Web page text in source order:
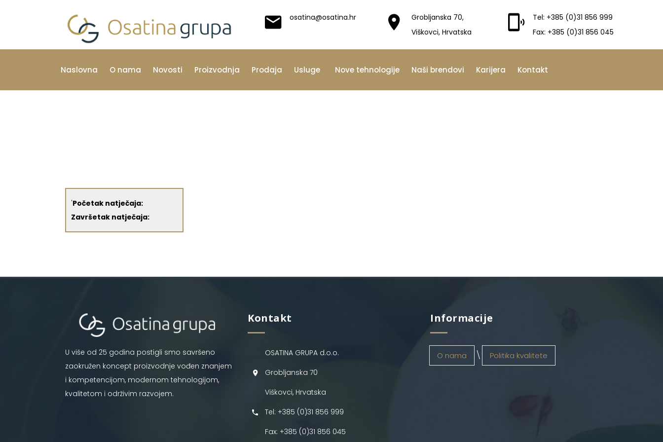
osatina@osatina.hr
Grobljanska 70,
Viškovci, Hrvatska
Tel: +385 (0)31 856 999
Fax: +385 (0)31 856 045
Naslovna O nama Novosti Proizvodnja Prodaja Usluge Nove tehnologije Naši brendovi Karijera Kontakt
'Početak natječaja:
Završetak natječaja:
U više od 25 godina postigli smo savršeno
zaokružen koncept proizvodnje vođen znanjem
i kompetencijom, modernom tehnologijom,
kvalitetom i održivim razvojem.
Kontakt
OSATINA GRUPA d.o.o.
Grobljanska 70
Viškovci, Hrvatska
Tel: +385 (0)31 856 999
Fax: +385 (0)31 856 045
Informacije
O nama Politika kvalitete